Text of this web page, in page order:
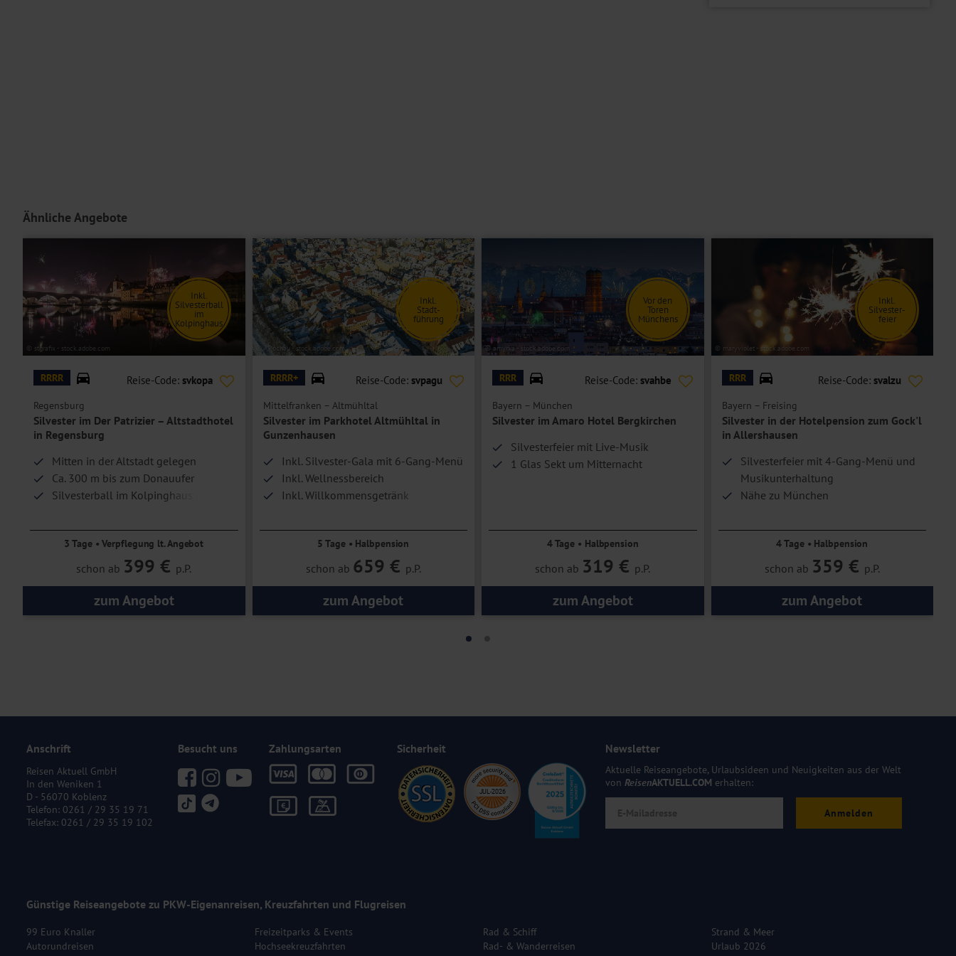
Hoteleinrichtungen und Zimmerausstattung teilweise gegen Gebühr.
Ähnliche Angebote
© stgrafix - stock.adobe.com
Inkl.
Silvesterball
im
Kolpinghaus
RRRR Reise-Code: svkopa
Regensburg
Silvester im Der Patrizier – Altstadthotel
in Regensburg
Mitten in der Altstadt gelegen
Ca. 300 m bis zum Donauufer
Silvesterball im Kolpinghaus mit
Sekt
3 Tage • Verpflegung lt. Angebot
schon ab 399 € p.P.
zum Angebot
© ARochau - stock.adobe.com
Inkl.
Stadt-
führung
RRRR+ Reise-Code: svpagu
Mittelfranken – Altmühltal
Silvester im Parkhotel Altmühltal in
Gunzenhausen
Inkl. Silvester-Gala mit 6-Gang-Menü
Inkl. Wellnessbereich
Inkl. Willkommensgetränk
5 Tage • Halbpension
schon ab 659 € p.P.
zum Angebot
© amyrxa - stock.adobe.com
Vor den
Toren
Münchens
RRR Reise-Code: svahbe
Bayern – München
Silvester im Amaro Hotel Bergkirchen
Silvesterfeier mit Live-Musik
1 Glas Sekt um Mitternacht
4 Tage • Halbpension
schon ab 319 € p.P.
zum Angebot
© maryviolet - stock.adobe.com
Inkl.
Silvester-
feier
RRR Reise-Code: svalzu
Bayern – Freising
Silvester in der Hotelpension zum Gock'l
in Allershausen
Silvesterfeier mit 4-Gang-Menü und
Musikunterhaltung
Nähe zu München
4 Tage • Halbpension
schon ab 359 € p.P.
zum Angebot
Anschrift
Reisen Aktuell GmbH
In den Weniken 1
D - 56070 Koblenz
Telefon: 0261 / 29 35 19 71
Telefax: 0261 / 29 35 19 102
Besucht uns Zahlungsarten Sicherheit Newsletter
Aktuelle Reiseangebote, Urlaubsideen und Neuigkeiten aus der Welt
von ReisenAKTUELL.COM erhalten:
Anmelden
Günstige Reiseangebote zu PKW-Eigenanreisen, Kreuzfahrten und Flugreisen
99 Euro Knaller
Autorundreisen
Freizeitparks & Events
Hochseekreuzfahrten
Rad & Schiff
Rad- & Wanderreisen
Strand & Meer
Urlaub 2026